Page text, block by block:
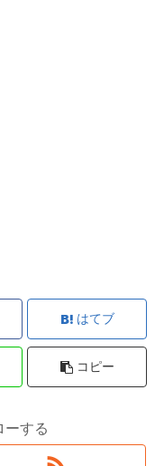
はてブ
コピー
ーする